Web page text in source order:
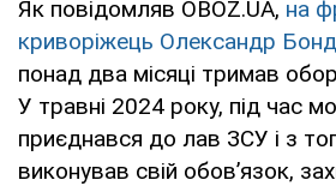
Як повідомляв OBOZ.UA, на
криворіжець Олександр
понад два місяці тримав
У травні 2024 року, під час
приєднався до лав ЗСУ і з
виконував свій обов’язок,